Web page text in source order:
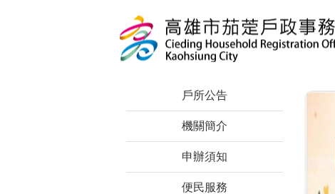
戶所公告
機關簡介
申辦須知
便民服務